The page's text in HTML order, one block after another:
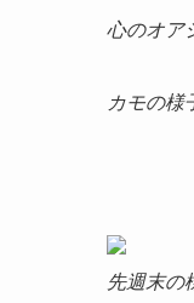
心のオア
カモの様
先週末の